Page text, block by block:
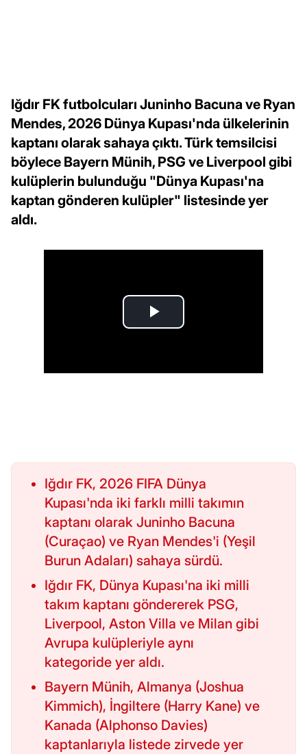
Iğdır FK futbolcuları Juninho Bacuna ve Ryan
Mendes, 2026 Dünya Kupası'nda ülkelerinin
kaptanı olarak sahaya çıktı. Türk temsilcisi
böylece Bayern Münih, PSG ve Liverpool gibi
kulüplerin bulunduğu "Dünya Kupası'na
kaptan gönderen kulüpler" listesinde yer
aldı.
Iğdır FK, 2026 FIFA Dünya
Kupası'nda iki farklı milli takımın
kaptanı olarak Juninho Bacuna
(Curaçao) ve Ryan Mendes'i (Yeşil
Burun Adaları) sahaya sürdü.
Iğdır FK, Dünya Kupası'na iki milli
takım kaptanı göndererek PSG,
Liverpool, Aston Villa ve Milan gibi
Avrupa kulüpleriyle aynı
kategoride yer aldı.
Bayern Münih, Almanya (Joshua
Kimmich), İngiltere (Harry Kane) ve
Kanada (Alphonso Davies)
kaptanlarıyla listede zirvede yer